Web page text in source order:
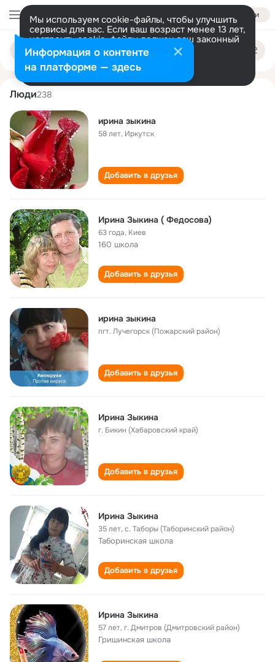
Войти
Мы используем cookie-файлы, чтобы улучшить
сервисы для вас. Если ваш возраст менее 13 лет,
настроить cookie-файлы должен ваш законный
представитель. Больше информации
Разрешить все Настроить
Поиск
людям
irina zykina
Люди238
ирина зыкина
58 лет, Иркутск
Добавить в друзья
Ирина Зыкина ( Федосова)
63 года, Киев
160 школа
Добавить в друзья
ирина зыкина
пгт. Лучегорск (Пожарский район)
Добавить в друзья
Ирина Зыкина
г. Бикин (Хабаровский край)
Добавить в друзья
Ирина Зыкина
35 лет,с. Таборы (Таборинский район)
Таборинская школа
Добавить в друзья
Ирина Зыкина
57 лет,г. Дмитров (Дмитровский район)
Гришинская школа
Информация о контенте
на платформе — здесь